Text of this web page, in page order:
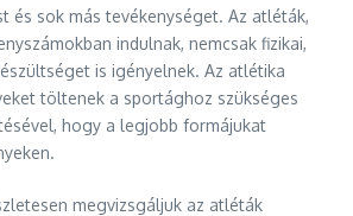
és sok más tevékenységet. Az atléták,
indulnak, nemcsak fizikai,
is igényelnek. Az atlétika
töltenek a sportághoz szükséges
hogy a legjobb formájukat
megvizsgáljuk az atléták